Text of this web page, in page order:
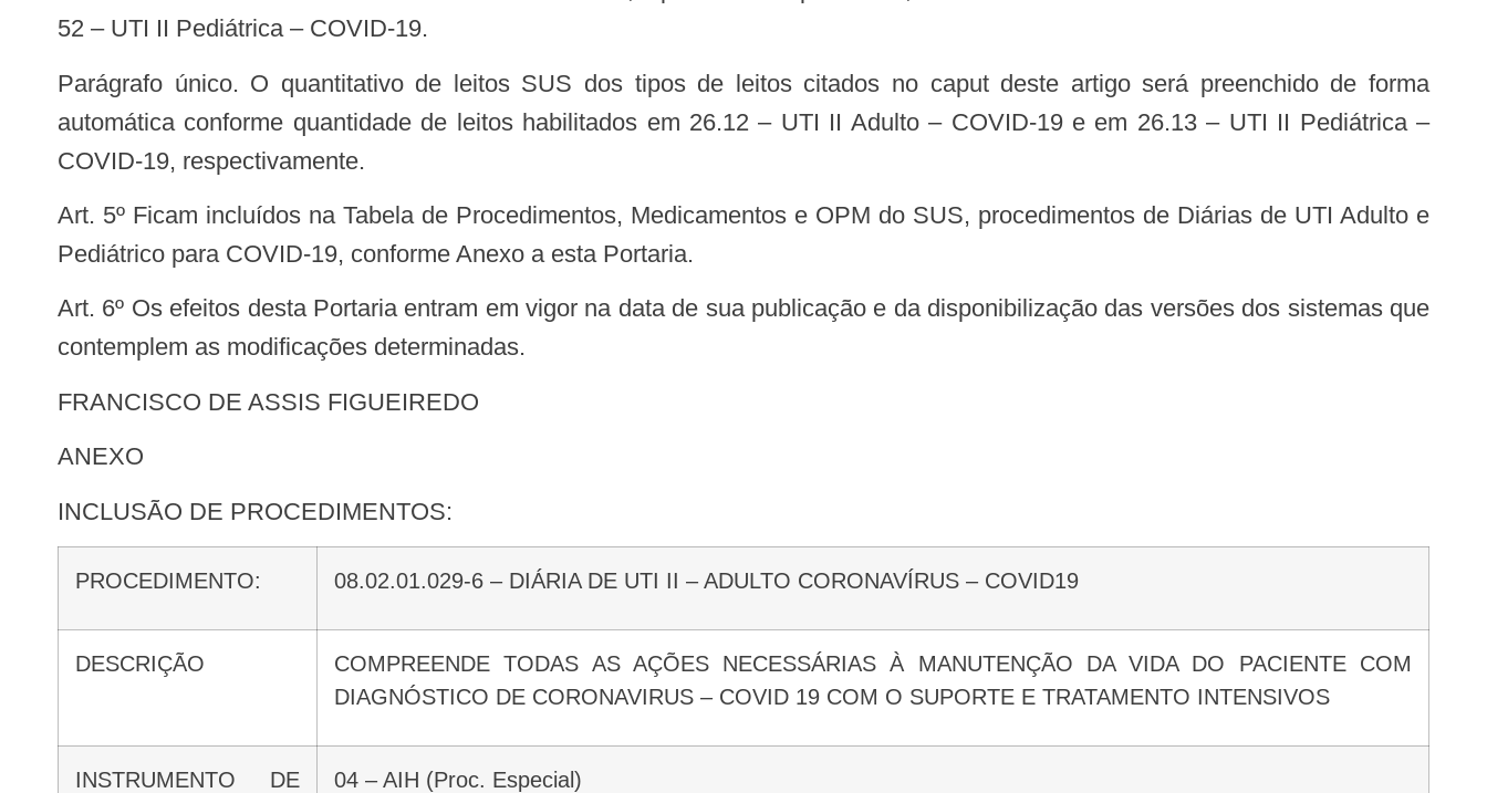
52 – UTI II Pediátrica – COVID-19.
Parágrafo único. O quantitativo de leitos SUS dos tipos de leitos citados no caput deste artigo será preenchido de forma
automática conforme quantidade de leitos habilitados em 26.12 – UTI II Adulto – COVID-19 e em 26.13 – UTI II Pediátrica –
COVID-19, respectivamente.
Art. 5º Ficam incluídos na Tabela de Procedimentos, Medicamentos e OPM do SUS, procedimentos de Diárias de UTI Adulto e
Pediátrico para COVID-19, conforme Anexo a esta Portaria.
Art. 6º Os efeitos desta Portaria entram em vigor na data de sua publicação e da disponibilização das versões dos sistemas que
contemplem as modificações determinadas.
FRANCISCO DE ASSIS FIGUEIREDO
ANEXO
INCLUSÃO DE PROCEDIMENTOS:
PROCEDIMENTO: 08.02.01.029-6 – DIÁRIA DE UTI II – ADULTO CORONAVÍRUS – COVID19
DESCRIÇÃO
COMPREENDE TODAS AS AÇÕES NECESSÁRIAS À MANUTENÇÃO DA VIDA DO PACIENTE COM
DIAGNÓSTICO DE CORONAVIRUS – COVID 19 COM O SUPORTE E TRATAMENTO INTENSIVOS
INSTRUMENTO DE
04 – AIH (Proc. Especial)